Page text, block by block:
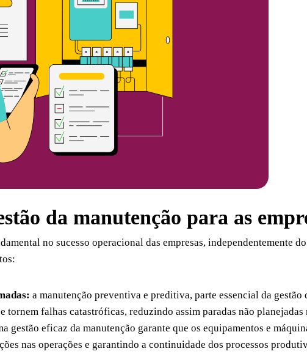
da manutenção para as
no sucesso operacional das empresas, independentemente
a manutenção preventiva e preditiva, parte essencial da gestão
falhas catastróficas, reduzindo assim paradas não planejadas
gestão eficaz da manutenção garante que os equipamentos e
nas operações e garantindo a continuidade dos processos